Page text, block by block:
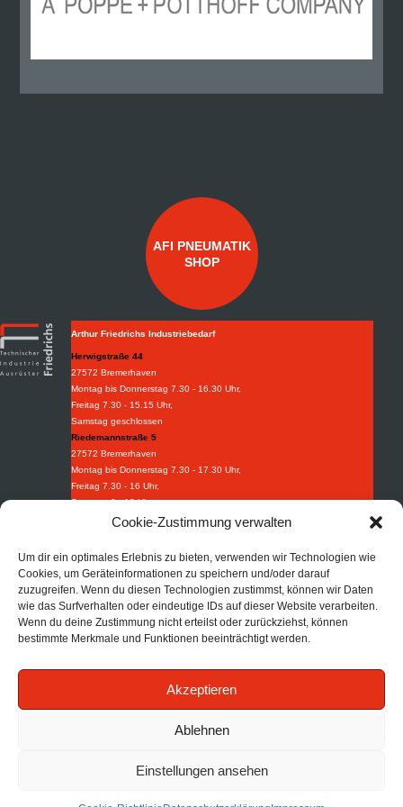
Cookie-Zustimmung verwalten
Um dir ein optimales Erlebnis zu bieten, verwenden wir Technologien wie
Cookies, um Geräteinformationen zu speichern und/oder darauf
zuzugreifen. Wenn du diesen Technologien zustimmst, können wir Daten
wie das Surfverhalten oder eindeutige IDs auf dieser Website verarbeiten.
Wenn du deine Zustimmung nicht erteilst oder zurückziehst, können
bestimmte Merkmale und Funktionen beeinträchtigt werden.
Akzeptieren
Ablehnen
Einstellungen ansehen
AFI PNEUMATIK
SHOP
Arthur Friedrichs Industriebedarf
Herwigstraße 44
27572 Bremerhaven
Montag bis Donnerstag 7.30 - 16.30 Uhr,
Freitag 7.30 - 15.15 Uhr,
Samstag geschlossen
Riedemannstraße 5
27572 Bremerhaven
Montag bis Donnerstag 7.30 - 17.30 Uhr,
Freitag 7.30 - 16 Uhr,
Samstag 9 - 13 Uhr
Weidestraße 8-10
Industriebedarf
Tel:+49 (0) 471 97395 0
Fax: +49 (0) 471 97395 95
Mail:info@afi-bhv.de
+49 (0) 471 30852 68
| AGB